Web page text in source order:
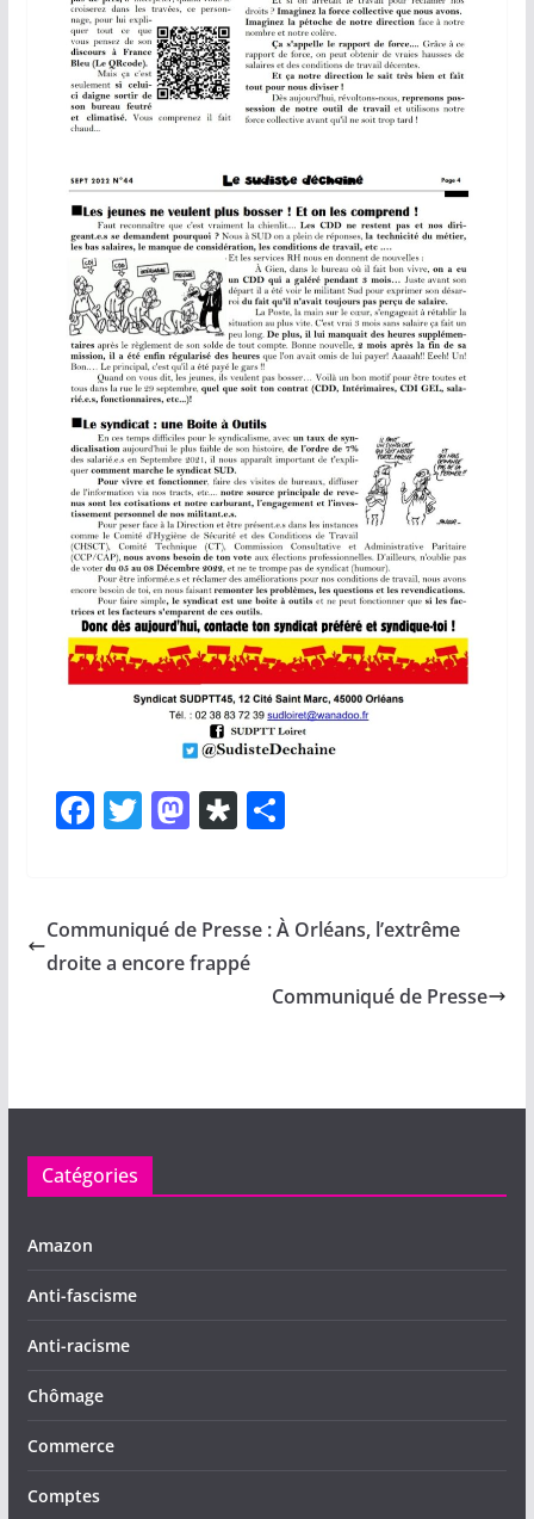
F
e
b
T
er
M
o
d
Di
p
or
P
g
Communiqué de Presse : À Orléans, l’extrême
droite a encore frappé
Communiqué de Presse
Catégories
Amazon
Anti-fascisme
Anti-racisme
Chômage
Commerce
Comptes